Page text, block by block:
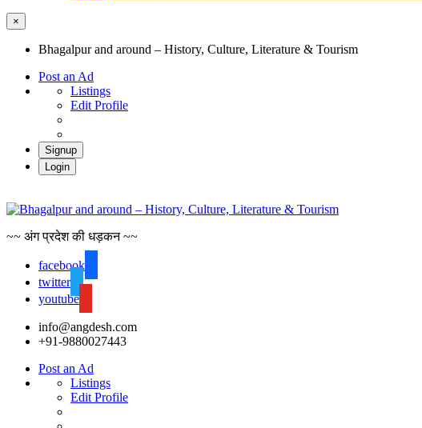
×
Bhagalpur and around – History, Culture, Literature & Tourism
Post an Ad
Listings
Edit Profile
Signup
Login
~~ अंग प्रदेश की धड़कन ~~
facebook
twitter
youtube
info@angdesh.com
+91-9880027443
Post an Ad
Listings
Edit Profile